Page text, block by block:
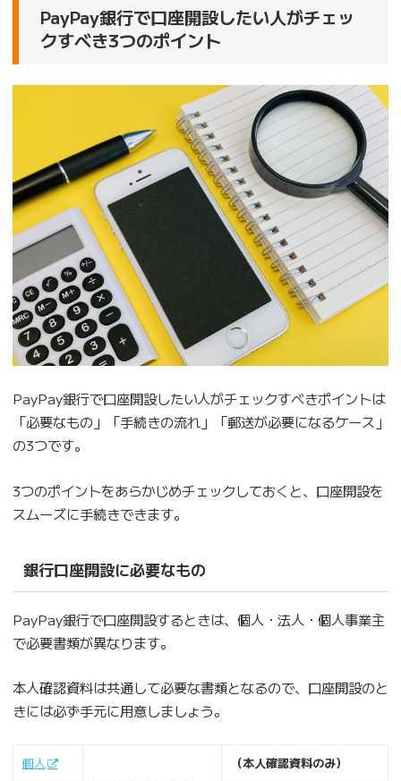
PayPay銀行で口座開設したい人がチェッ
クすべき3つのポイント
PayPay銀行で口座開設したい人がチェックすべきポイントは
「必要なもの」「手続きの流れ」「郵送が必要になるケース」
の3つです。
3つのポイントをあらかじめチェックしておくと、口座開設を
スムーズに手続きできます。
銀行口座開設に必要なもの
PayPay銀行で口座開設するときは、個人・法人・個人事業主
で必要書類が異なります。
本人確認資料は共通して必要な書類となるので、口座開設のと
きには必ず手元に用意しましょう。
個人
（本人確認資料のみ）